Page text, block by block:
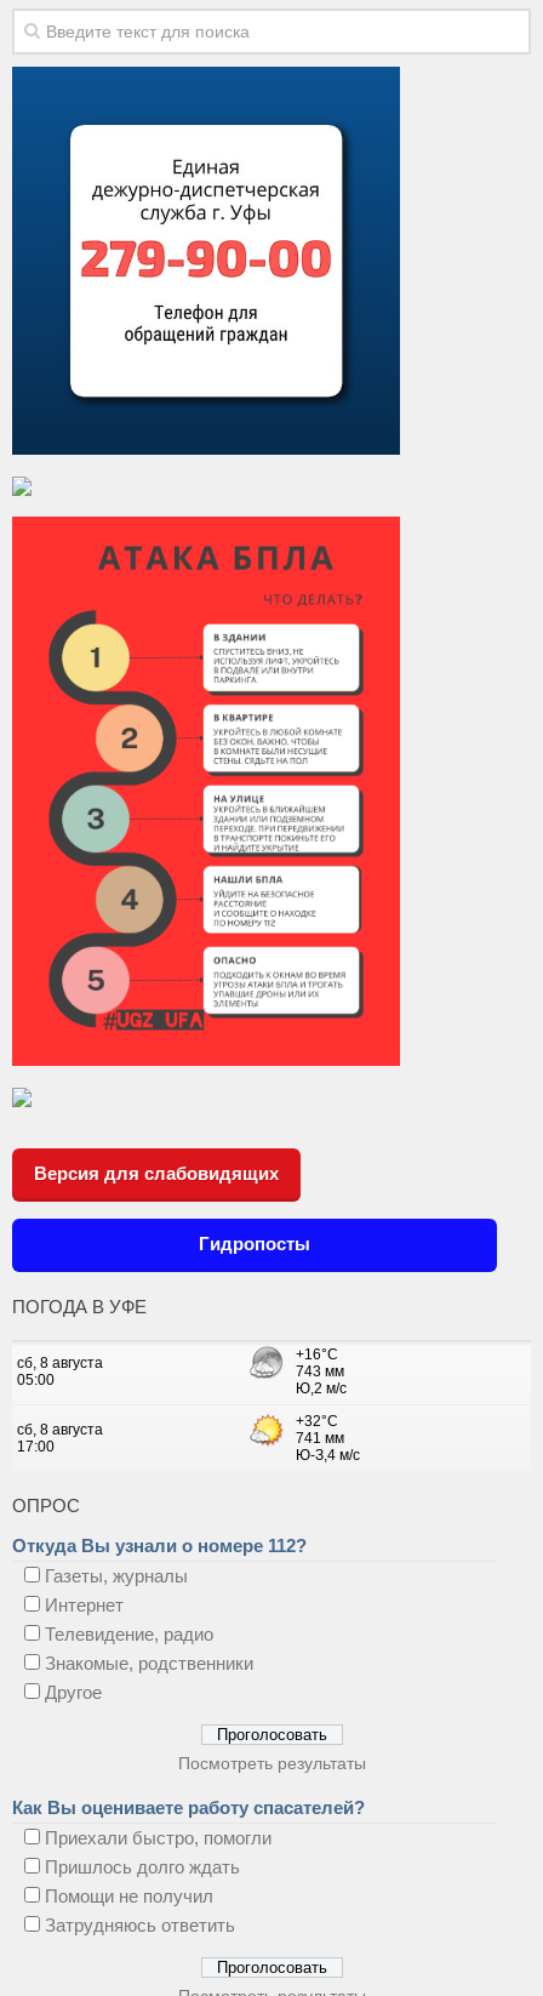
Версия для слабовидящих
Гидропосты
ПОГОДА В УФЕ
ОПРОС
Откуда Вы узнали о номере 112?
Газеты, журналы
Интернет
Телевидение, радио
Знакомые, родственники
Другое
Посмотреть результаты
Как Вы оцениваете работу спасателей?
Приехали быстро, помогли
Пришлось долго ждать
Помощи не получил
Затрудняюсь ответить